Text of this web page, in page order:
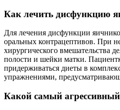
Как лечить дисфункцию
Для лечения дисфункции
оральных контрацептивов. При
хирургического вмешательства
полости и шейки матки.
придерживаться диеты в
упражнениями,
Какой самый